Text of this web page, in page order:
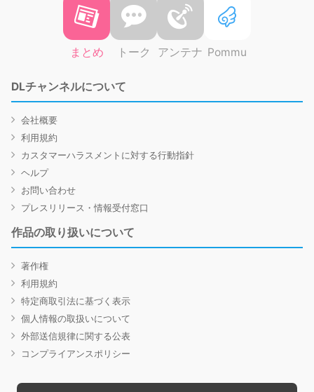
まとめ トーク アンテナ Pommu
DLチャンネルについて
会社概要
利用規約
カスタマーハラスメントに対する行動指針
ヘルプ
お問い合わせ
プレスリリース・情報受付窓口
作品の取り扱いについて
著作権
利用規約
特定商取引法に基づく表示
個人情報の取扱いについて
外部送信規律に関する公表
コンプライアンスポリシー